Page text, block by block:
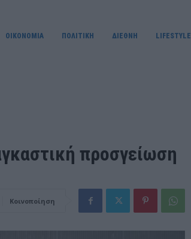
OIKONOMIA ΠΟΛΙΤΙΚΗ ΔΙΕΘΝΗ LIFESTYLE
προσγείωση
Κοινοποίηση